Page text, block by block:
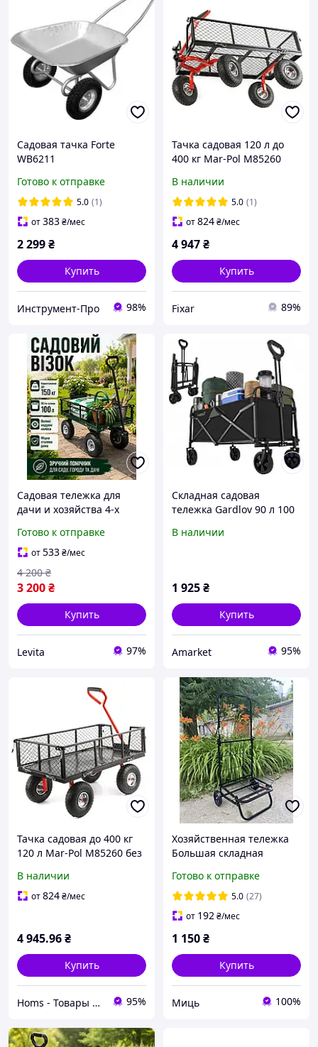
Садовая тачка Forte
WB6211
Готово к отправке
5.0 (1)
от383₴/мес
2 299₴
Купить
Инструмент-Про 98%
Тачка садовая 120 л до
400 кг Mar-Pol M85260
перевозки груза без
вкладыша
В наличии
5.0 (1)
от824₴/мес
4 947₴
Купить
Fixar 89%
Садовая тележка для
дачи и хозяйства 4-х
нагрузка 150 кг, тележка
для садовых работ с
резиновой ручкой
Готово к отправке
от533₴/мес
3 200₴
4 200 ₴
Купить
Levita 97%
Складная садовая
тележка Gardlov 90 л 100
В наличии
1 925₴
Купить
Amarket 95%
Тачка садовая до 400 кг
120 л Mar-Pol M85260 без
В наличии
от824₴/мес
4 945.96₴
Купить
Homs - Товары для дома, сада, авто! 95%
Хозяйственная тележка
Большая складная
бытовая кравчучка
черная
Готово к отправке
5.0 (27)
от 192₴/мес
1 150₴
Купить
Миць 100%